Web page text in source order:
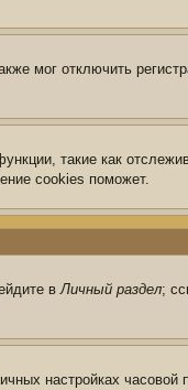
мог отключить
такие как
cookies поможет.
вЛичный раздел;
настройках часовой